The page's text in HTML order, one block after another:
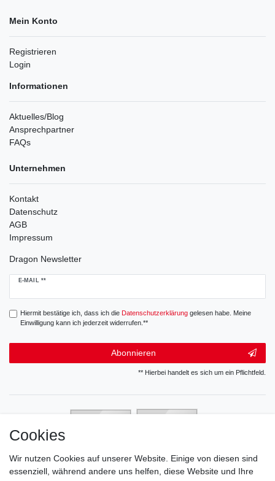
Mein Konto
Registrieren
Login
Informationen
Aktuelles/Blog
Ansprechpartner
FAQs
Unternehmen
Kontakt
Datenschutz
AGB
Impressum
Dragon Newsletter
E-MAIL **
Newsletter
Hiermit bestätige ich, dass ich die Daten­schutz­erklärunggelesen habe. Meine
Einwilligung kann ich jederzeit widerrufen.**
Abonnieren
** Hierbei handelt es sich um ein Pflichtfeld.
Cookies
Wir nutzen Cookies auf unserer Website. Einige von diesen sind
essenziell, während andere uns helfen, diese Website und Ihre